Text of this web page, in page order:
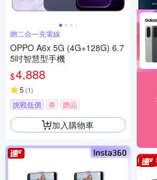
贈二合一充電線
OPPO A6x 5G (4G+128G) 6.7
5吋智慧型手機
$4,888
5 (1)
挑戰低價 券 贈品
加入購物車